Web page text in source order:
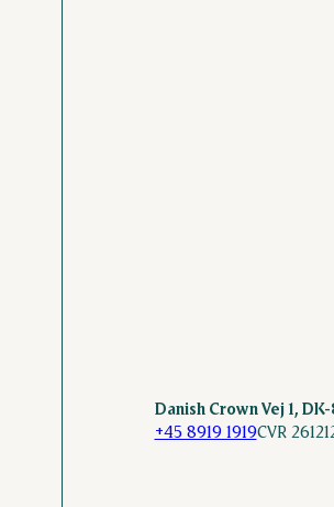
Danish Crown Vej 1,
+45 8919 1919CVR